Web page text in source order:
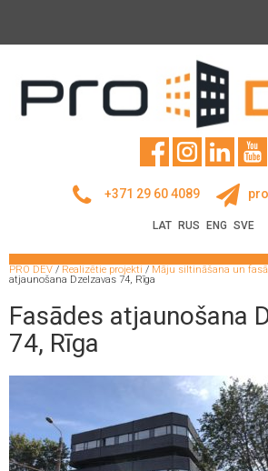
+371 29 60 4089
LAT RUS ENG SVE
PRO DEV / Realizētie projekti / Māju siltināšana un
atjaunošana Dzelzavas 74, Rīga
Fasādes atjaunošana
74, Rīga